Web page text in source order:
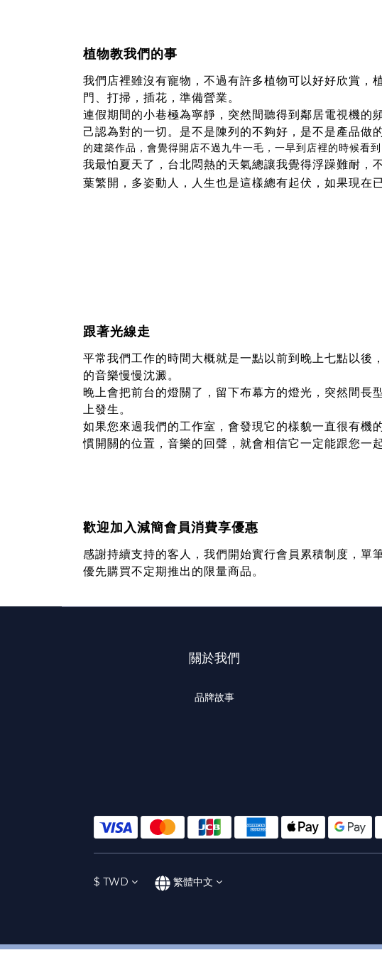
植物教我們的事
我們店裡雖沒有寵物，不過有許多植物可以好好欣賞，
門、打掃，插花，準備營業。
連假期間的小巷極為寧靜，突然間聽得到鄰居電視機的
己認為對的一切。是不是陳列的不夠好，是不是產品做
的建築作品，會覺得開店不過九牛一毛，一早到店裡的時候看
我最怕夏天了，台北悶熱的天氣總讓我覺得浮躁難耐，
葉繁開，多姿動人，人生也是這樣總有起伏，如果現在
跟著光線走
平常我們工作的時間大概就是一點以前到晚上七點以後
的音樂慢慢沈澱。
晚上會把前台的燈關了，留下布幕方的燈光，突然間長
上發生。
如果您來過我們的工作室，會發現它的樣貌一直很有機
慣開關的位置，音樂的回聲，就會相信它一定能跟您一
歡迎加入減簡會員消費享優惠
感謝持續支持的客人，我們開始實行會員累積制度，
優先購買不定期推出的限量商品。
關於我們
品牌故事
$ TWD 繁體中文